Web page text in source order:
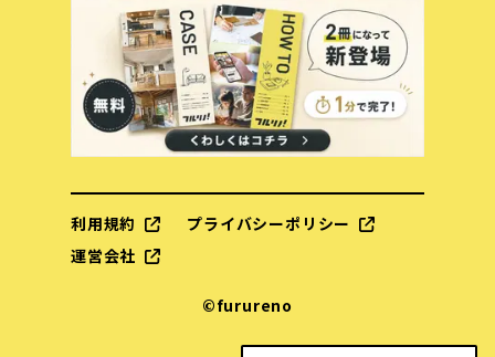
利用規約
プライバシーポリシー
運営会社
©︎furureno